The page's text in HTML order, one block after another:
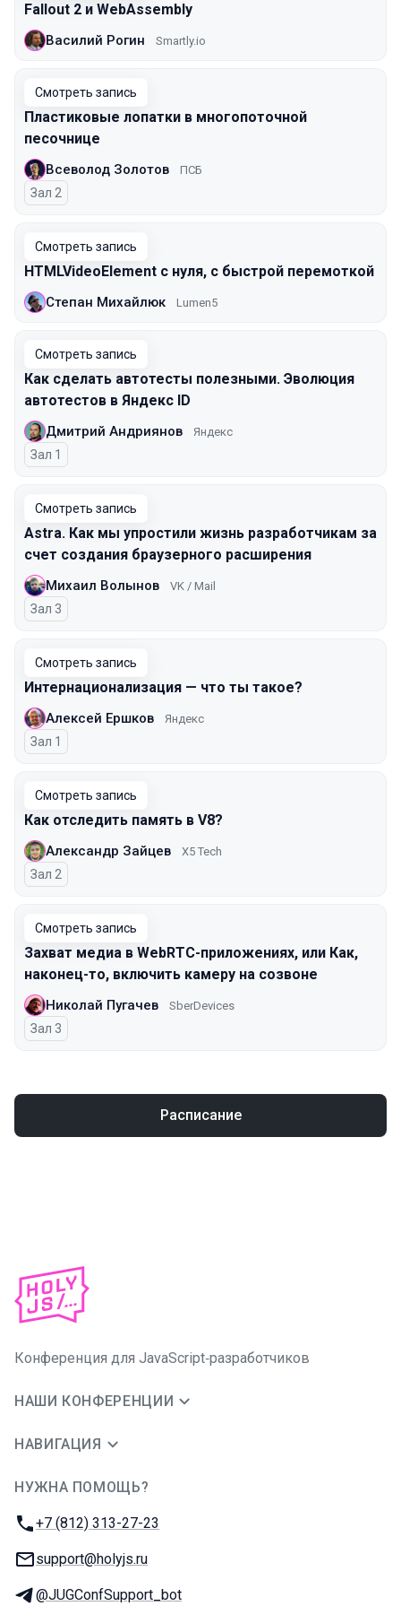
Fallout 2 и WebAssembly
Василий Рогин Smartly.io
Смотреть запись
Пластиковые лопатки в многопоточной
песочнице
Всеволод Золотов ПСБ
Зал 2
Смотреть запись
HTMLVideoElement с нуля, c быстрой перемоткой
Степан Михайлюк Lumen5
Смотреть запись
Как сделать автотесты полезными. Эволюция
автотестов в Яндекс ID
Дмитрий Андриянов Яндекс
Зал 1
Смотреть запись
Astra. Как мы упростили жизнь разработчикам за
счет создания браузерного расширения
Михаил Волынов VK / Mail
Зал 3
Смотреть запись
Интернационализация — что ты такое?
Алексей Ершков Яндекс
Зал 1
Смотреть запись
Как отследить память в V8?
Александр Зайцев X5 Tech
Зал 2
Смотреть запись
Захват медиа в WebRTC-приложениях, или Как,
наконец-то, включить камеру на созвоне
Николай Пугачев SberDevices
Зал 3
Расписание
Конференция для JavaScript‑разработчиков
НАШИ КОНФЕРЕНЦИИ
НАВИГАЦИЯ
НУЖНА ПОМОЩЬ?
Телефон:
+7 (812) 313-27-23
E-mail:
support@holyjs.ru
Телеграм:
@JUGConfSupport_bot